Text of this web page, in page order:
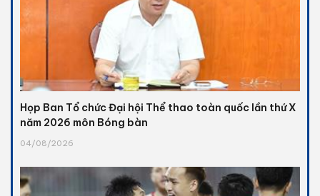
Họp Ban Tổ chức Đại hội Thể thao toàn quốc lần thứ X
năm 2026 môn Bóng bàn
04/08/2026